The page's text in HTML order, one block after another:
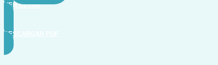
VER LETRA
DESCARGAR PDF